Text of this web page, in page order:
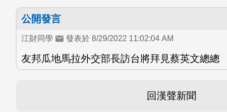
公開發言
江財同學 發表於 8/29/2022 11:02:04 AM
友邦瓜地馬拉外交部長訪台將拜見蔡英文總總
回漢聲新聞